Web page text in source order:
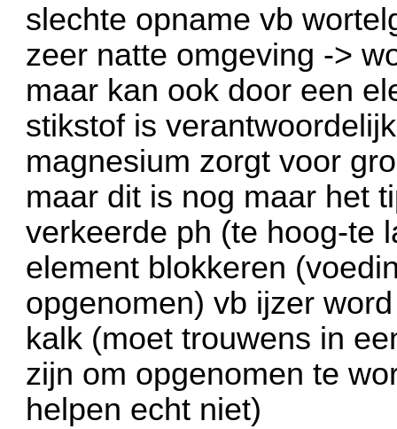
slechte opname vb
zeer natte omgeving ->
maar kan ook door een
stikstof is
magnesium zorgt voor
maar dit is nog maar het
verkeerde ph (te hoog-te
element blokkeren
opgenomen) vb ijzer
kalk (moet trouwens in
zijn om opgenomen te
helpen echt niet)